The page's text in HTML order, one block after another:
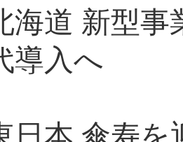
海道 新型
導入へ